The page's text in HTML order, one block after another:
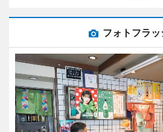
フォトフラッ